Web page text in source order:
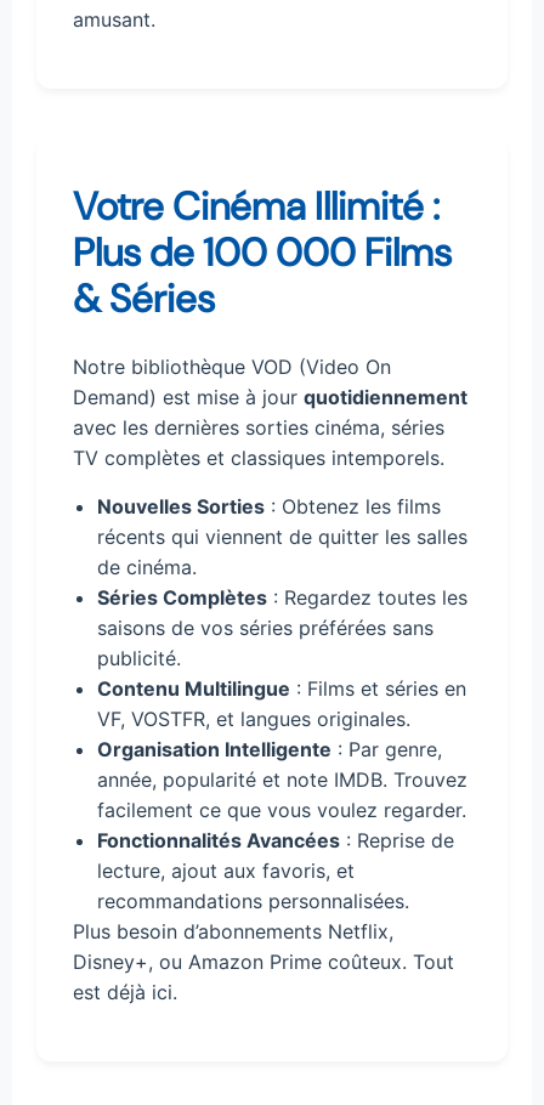
amusant.
Votre Cinéma Illimité :
Plus de 100 000 Films
& Séries
Notre bibliothèque VOD (Video On
Demand) est mise à jour quotidiennement
avec les dernières sorties cinéma, séries
TV complètes et classiques intemporels.
Nouvelles Sorties : Obtenez les films
récents qui viennent de quitter les salles
de cinéma.
Séries Complètes : Regardez toutes les
saisons de vos séries préférées sans
publicité.
Contenu Multilingue : Films et séries en
VF, VOSTFR, et langues originales.
Organisation Intelligente : Par genre,
année, popularité et note IMDB. Trouvez
facilement ce que vous voulez regarder.
Fonctionnalités Avancées : Reprise de
lecture, ajout aux favoris, et
recommandations personnalisées.
Plus besoin d’abonnements Netflix,
Disney+, ou Amazon Prime coûteux. Tout
est déjà ici.